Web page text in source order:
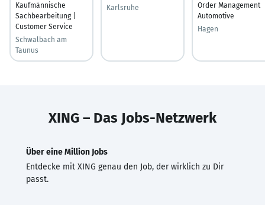
Kaufmännische
Sachbearbeitung |
Customer Service
Schwalbach am
Taunus
Karlsruhe
Order Management
Automotive
Hagen
XING – Das Jobs-Netzwerk
Über eine Million Jobs
Entdecke mit XING genau den Job, der wirklich zu Dir
passt.